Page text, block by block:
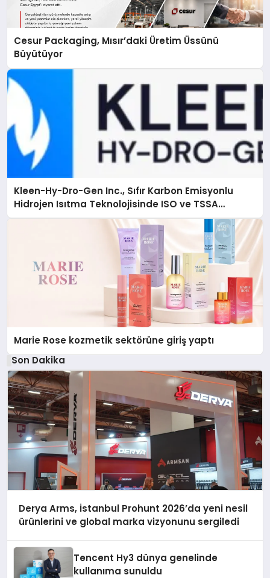
Cesur Packaging, Mısır’daki Üretim Üssünü
Büyütüyor
Kleen-Hy-Dro-Gen Inc., Sıfır Karbon Emisyonlu
Hidrojen Isıtma Teknolojisinde ISO ve TSSA
Düzenleyici Onaylarını Aldı
Marie Rose kozmetik sektörüne giriş yaptı
Son Dakika
Derya Arms, İstanbul Prohunt 2026’da yeni nesil
ürünlerini ve global marka vizyonunu sergiledi
Tencent Hy3 dünya genelinde
kullanıma sunuldu